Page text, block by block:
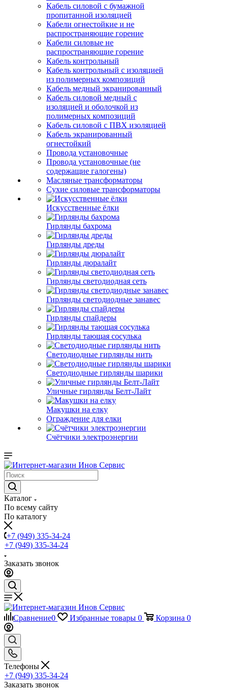
Кабель силовой с бумажной
пропитанной изоляцией
Кабели огнестойкие и не
распространяющие горение
Кабели силовые не
распространяющие горение
Кабель контрольный
Кабель контрольный с изоляцией
из полимерных композиций
Кабель медный экранированный
Кабель силовой медный с
изоляцией и оболочкой из
полимерных композиций
Кабель силовой с ПВХ изоляцией
Кабель экранированный
огнестойкий
Провода установочные
Провода установочные (не
содержащие галогены)
Масляные трансформаторы
Сухие силовые трансформаторы
Искусственные ёлки
Гирлянды бахрома
Гирлянды дреды
Гирлянды дюралайт
Гирлянды светодиодная сеть
Гирлянды светодиодные занавес
Гирлянды спайдеры
Гирлянды тающая сосулька
Светодиодные гирлянды нить
Светодиодные гирлянды шарики
Уличные гирлянды Белт-Лайт
Макушки на елку
Ограждение для елки
Счётчики электроэнергии
Каталог
По всему сайту
По каталогу
+7 (949) 335-34-24
+7 (949) 335-34-24
Заказать звонок
Сравнение0 Избранные товары 0 Корзина 0
Телефоны
+7 (949) 335-34-24
Заказать звонок